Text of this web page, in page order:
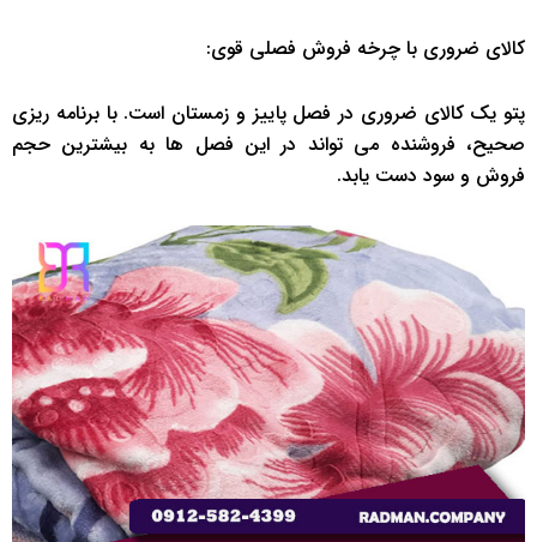
کالای ضروری با چرخه فروش فصلی قوی:
پتو یک کالای ضروری در فصل پاییز و زمستان است. با برنامه ریزی
صحیح، فروشنده می تواند در این فصل ها به بیشترین حجم
فروش و سود دست یابد.